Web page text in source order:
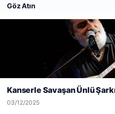
© 2026 Dikey Haber
Web sitemizi nasıl
deneyiminizi kişiselleştirmek ve
Göz Atın
Kanserle Savaşan Ünlü
03/12/2025